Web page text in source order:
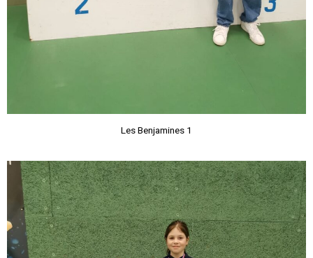
Les Benjamines 1